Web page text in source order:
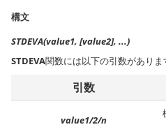
構文
STDEVA(value1, [value2], ...)
STDEVA関数には以下の引数がありま
引数
value1/2/n